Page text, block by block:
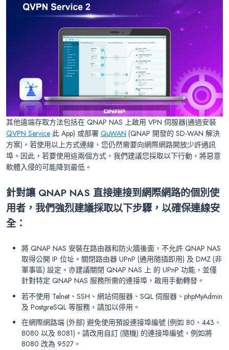
其他遠端存取方法包括在 QNAP NAS 上啟用 VPN 伺服器(通過安裝
QVPN Service 此 App) 或部署 QuWAN (QNAP 開發的 SD-WAN 解決
方案)。若使用以上方式連線，您仍然需要向網際網路開放少許通訊
埠。因此，若要使用這兩個方式，我們建議您採取以下行動，將惡意
軟體入侵的可能降到最低。
針對讓 QNAP NAS 直接連接到網際網路的個別使
用者，我們強烈建議採取以下步驟，以確保連線安
全：
將 QNAP NAS 安裝在路由器和防火牆後面，不允許 QNAP NAS
取得公開 IP 位址。關閉路由器 UPnP (通用隨插即用) 及 DMZ (非
軍事區) 設定。亦建議關閉 QNAP NAS 上 的 UPnP 功能，並僅
針對特定 QNAP NAS 服務所需的連接埠，啟用手動轉發。
若不使用 Telnet、SSH、網站伺服器、SQL 伺服器、phpMyAdmin
及 PostgreSQL 等服務，請加以停用。
在網際網路端 (外部) 避免使用預設連接埠編號 (例如 80、443、
8080 以及 8081)。請改用自訂 (隨機) 的連接埠編號，例如將
8080 改為 9527。